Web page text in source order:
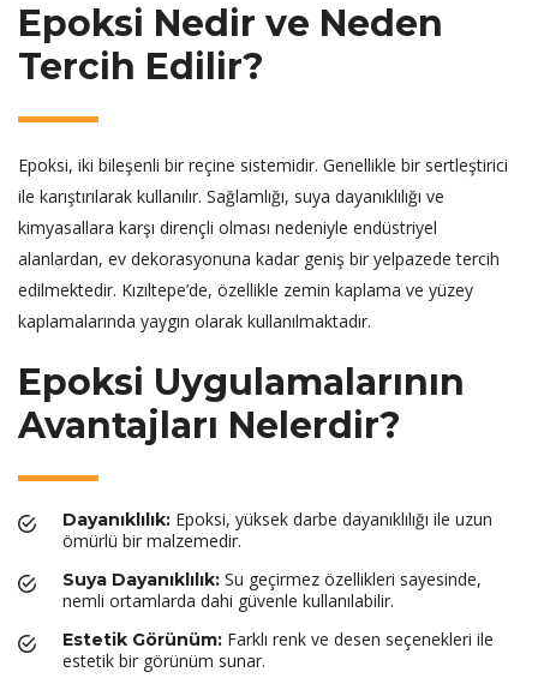
Epoksi Nedir ve Neden
Tercih Edilir?
Epoksi, iki bileşenli bir reçine sistemidir. Genellikle bir sertleştirici
ile karıştırılarak kullanılır. Sağlamlığı, suya dayanıklılığı ve
kimyasallara karşı dirençli olması nedeniyle endüstriyel
alanlardan, ev dekorasyonuna kadar geniş bir yelpazede tercih
edilmektedir. Kızıltepe’de, özellikle zemin kaplama ve yüzey
kaplamalarında yaygın olarak kullanılmaktadır.
Epoksi Uygulamalarının
Avantajları Nelerdir?
Dayanıklılık: Epoksi, yüksek darbe dayanıklılığı ile uzun
ömürlü bir malzemedir.
Suya Dayanıklılık: Su geçirmez özellikleri sayesinde,
nemli ortamlarda dahi güvenle kullanılabilir.
Estetik Görünüm: Farklı renk ve desen seçenekleri ile
estetik bir görünüm sunar.